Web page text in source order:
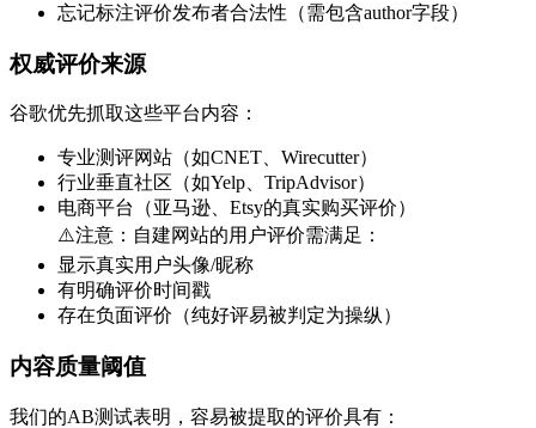
忘记标注评价发布者合法性（需包含author字段）
权威评价来源
谷歌优先抓取这些平台内容：
专业测评网站（如CNET、Wirecutter）
行业垂直社区（如Yelp、TripAdvisor）
电商平台（亚马逊、Etsy的真实购买评价）
⚠️注意：自建网站的用户评价需满足：
显示真实用户头像/昵称
有明确评价时间戳
存在负面评价（纯好评易被判定为操纵）
内容质量阈值
我们的AB测试表明，容易被提取的评价具有：